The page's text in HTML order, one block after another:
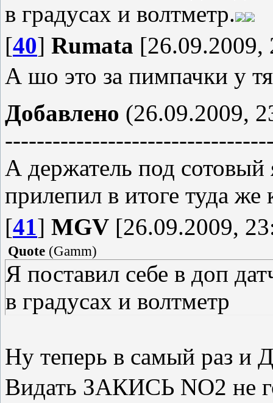
в градусах и волтметр.
[40] Rumata [26.09.2009,
А шо это за пимпачки у
Добавлено (26.09.2009,
А держатель под сотовый
прилепил в итоге туда же
[41] MGV [26.09.2009,
Quote (Gamm)
Я поставил себе в доп
в градусах и волтметр
Ну теперь в самый раз
Видать ЗАКИСЬ NO2 не